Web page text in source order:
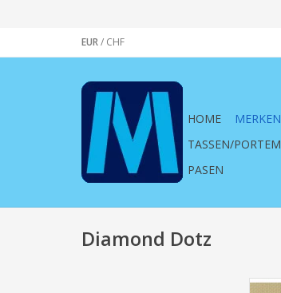
EUR/ CHF
HOME MERKEN
TASSEN/
PASEN
Diamond Dotz